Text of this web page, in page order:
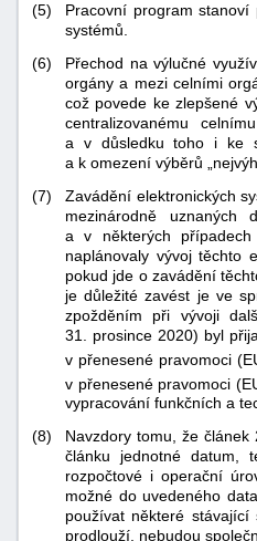
(5)
Pracovní program
systémů.
(6)
Přechod na výlučné
orgány a mezi celními
což povede ke zlepšené
centralizovanému
a v důsledku toho i ke
a k omezení výběrů
(7)
Zavádění elektronických
mezinárodně
a v některých případech
naplánovaly vývoj těchto
pokud jde o zavádění
je důležité zavést je ve
zpožděním při vývoji
31. prosince 2020) byl
v přenesené pravomoci
v přenesené pravomoci
vypracování funkčních a
(8)
Navzdory tomu, že
článku jednotné datum,
rozpočtové i operační
možné do uvedeného
používat některé stávající
prodlouží, nebudou